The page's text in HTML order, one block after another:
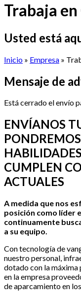
Trabaja
Usted está
Inicio » Empresa »
Mensaje de
Está cerrado el envío
ENVÍANOS
PONDREMOS
HABILIDADES
CUMPLEN
ACTUALES
A medida que nos
posición como líder
continuamente
a su equipo.
Contecnologíade
nuestropersonal,
dotado con la
en la empresa
deaparcamientoen los